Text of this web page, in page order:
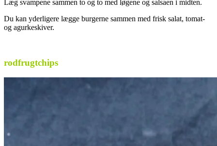
Læg svampene sammen to og to med løgene og salsaen i midten.
Du kan yderligere lægge burgerne sammen med frisk salat, tomat-
og agurkeskiver.
rodfrugtchips